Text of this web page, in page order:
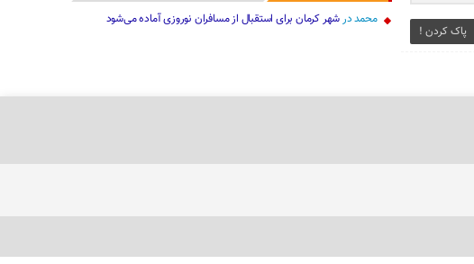
پاک کردن !
محمددرشهر کرمان برای استقبال از مسافران نوروزی آماده می‌شود